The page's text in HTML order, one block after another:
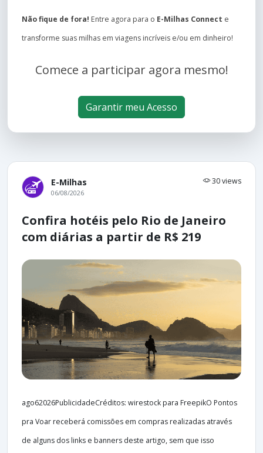
Não fique de fora! Entre agora para o E-Milhas Connect e
transforme suas milhas em viagens incríveis e/ou em dinheiro!
Comece a participar agora mesmo!
Garantir meu Acesso
E-Milhas 30 views
06/08/2026
Confira hotéis pelo Rio de Janeiro
com diárias a partir de R$ 219
ago62026PublicidadeCréditos: wirestock para FreepikO Pontos
pra Voar receberá comissões em compras realizadas através
de alguns dos links e banners deste artigo, sem que isso